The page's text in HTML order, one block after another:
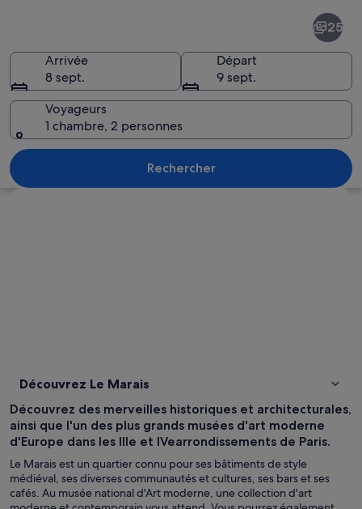
Une vaste place publique dotée
25
Arrivée
8 sept.
Départ
9 sept.
Voyageurs
1 chambre, 2 personnes
Rechercher
Découvrez Le Marais
Découvrez des merveilles historiques et architecturales,
ainsi que l'un des plus grands musées d'art moderne
d'Europe dans les IIIe et IVearrondissements de Paris.
Le Marais est un quartier connu pour ses bâtiments de style
médiéval, ses diverses communautés et cultures, ses bars et ses
cafés. Au musée national d'Art moderne, une collection d'art